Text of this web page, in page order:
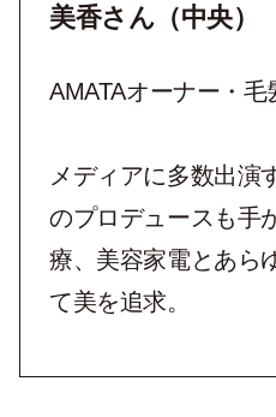
美香さん（中央）
AMATAオーナー・毛
メディアに多数出演
のプロデュースも手
療、美容家電とあら
て美を追求。